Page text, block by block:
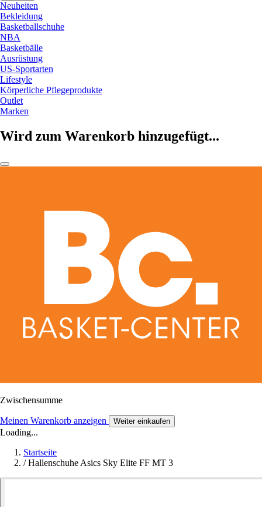
Neuheiten
Bekleidung
Basketballschuhe
NBA
Basketbälle
Ausrüstung
US-Sportarten
Lifestyle
Körperliche Pflegeprodukte
Outlet
Marken
Wird zum Warenkorb hinzugefügt...
Zwischensumme
Meinen Warenkorb anzeigen Weiter einkaufen
Loading...
Startseite
/ Hallenschuhe Asics Sky Elite FF MT 3